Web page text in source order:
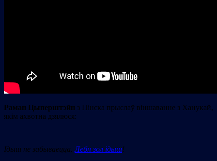
Раман Цыперштэйн з Пінска прыслаў віншаванне з Ханукай,
якім ахвотна дзялюся:
Ідыш не забываецца.Лебн зол ідыш!